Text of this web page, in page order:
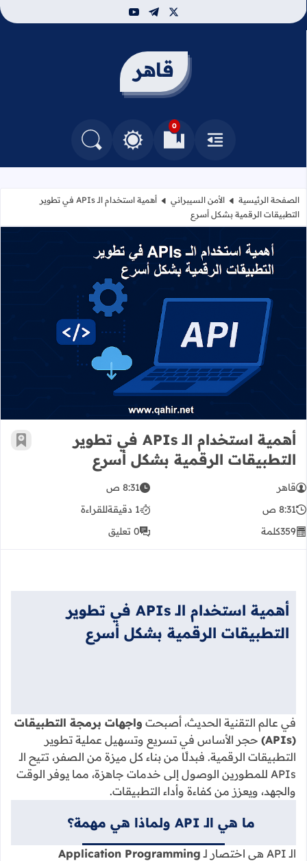
x
telegram
youtube
قاهر
القائمة
0
العلامات المرجعيةالتغيير بين الوضع النهاري والداكن
البحث في المدونة
الصفحة الرئيسية الأمن السيبراني
أهمية استخدام الـ APIs في تطوير
التطبيقات الرقمية بشكل أسرع
أهمية استخدام الـ APIs في تطوير التطبيقات الرقمية بشكل أسرع
أهمية استخدام الـ APIs في تطوير
التطبيقات الرقمية بشكل أسرع
أضف
قاهر
8:31 ص
8:31 ص
1 دقيقة
للقراءة
359كلمة 0 تعليق
أهمية استخدام الـ APIs في تطوير
التطبيقات الرقمية بشكل أسرع
في عالم التقنية الحديث، أصبحت واجهات برمجة التطبيقات
(APIs)
حجر الأساس في تسريع وتسهيل عملية تطوير
التطبيقات الرقمية. فبدلًا من بناء كل ميزة من الصفر، تتيح الـ
APIs للمطورين الوصول إلى خدمات جاهزة، مما يوفر الوقت
والجهد، ويعزز من كفاءة وأداء التطبيقات.
ما هي الـ API ولماذا هي مهمة؟
الـ API هي اختصار لـ
Application Programming